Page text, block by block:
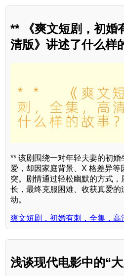
** 《爽文短剧，初婚
清版》讲述了什么样
** 该剧围绕一对年轻夫妻的初婚
爱，却因家庭背景、X 格差异等
突。剧情通过轻松幽默的方式
长，最终克服困难、收获真爱
动。
爽文短剧，初婚有刺，全集，高
浅谈现代电影中的“